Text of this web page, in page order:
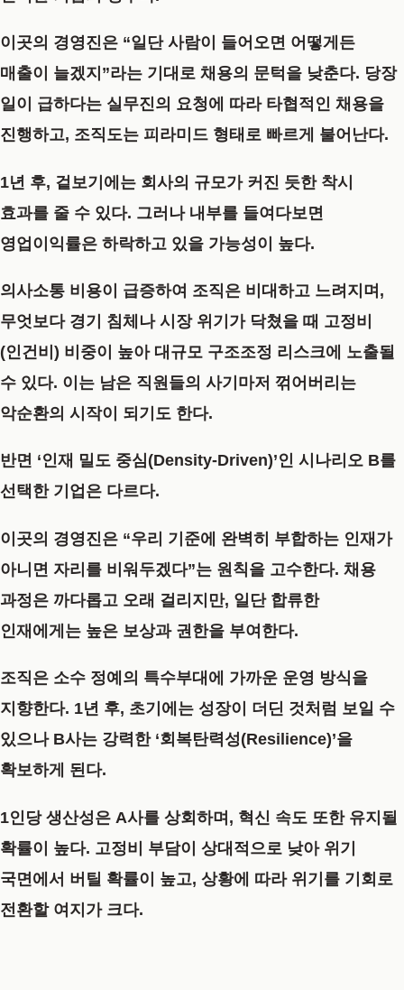
이곳의 경영진은 “일단 사람이 들어오면 어떻게든
매출이 늘겠지”라는 기대로 채용의 문턱을 낮춘다. 당장
일이 급하다는 실무진의 요청에 따라 타협적인 채용을
진행하고, 조직도는 피라미드 형태로 빠르게 불어난다.
1년 후, 겉보기에는 회사의 규모가 커진 듯한 착시
효과를 줄 수 있다. 그러나 내부를 들여다보면
영업이익률은 하락하고 있을 가능성이 높다.
의사소통 비용이 급증하여 조직은 비대하고 느려지며,
무엇보다 경기 침체나 시장 위기가 닥쳤을 때 고정비
(인건비) 비중이 높아 대규모 구조조정 리스크에 노출될
수 있다. 이는 남은 직원들의 사기마저 꺾어버리는
악순환의 시작이 되기도 한다.
반면 ‘인재 밀도 중심(Density-Driven)’인 시나리오 B를
선택한 기업은 다르다.
이곳의 경영진은 “우리 기준에 완벽히 부합하는 인재가
아니면 자리를 비워두겠다”는 원칙을 고수한다. 채용
과정은 까다롭고 오래 걸리지만, 일단 합류한
인재에게는 높은 보상과 권한을 부여한다.
조직은 소수 정예의 특수부대에 가까운 운영 방식을
지향한다. 1년 후, 초기에는 성장이 더딘 것처럼 보일 수
있으나 B사는 강력한 ‘회복탄력성(Resilience)’을
확보하게 된다.
1인당 생산성은 A사를 상회하며, 혁신 속도 또한 유지될
확률이 높다. 고정비 부담이 상대적으로 낮아 위기
국면에서 버틸 확률이 높고, 상황에 따라 위기를 기회로
전환할 여지가 크다.